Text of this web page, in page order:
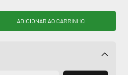
Alterar CEP